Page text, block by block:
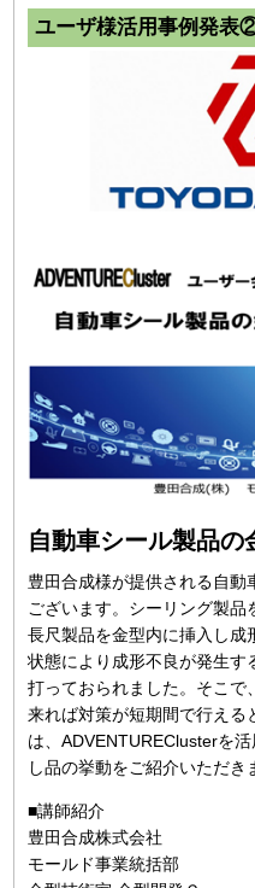
ユーザ様活用事例発表
自動車シール製品
豊田合成様が提供される自
ございます。シーリング製
長尺製品を金型内に挿入し成
状態により成形不良が発生す
打っておられました。そこで
来れば対策が短期間で行える
は、ADVENTUREClusterを
し品の挙動をご紹介いただき
■講師紹介
豊田合成株式会社
モールド事業統括部